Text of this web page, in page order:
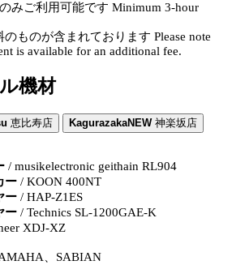
みご利用可能です Minimum 3-hour
のものが含まれております Please note
is available for an additional fee.
機材
恵比寿店 KagurazakaNEW 神楽坂店
/ musikelectronic geithain RL904
ー / KOON 400NT
ー / HAP-Z1ES
ー / Technics SL-1200GAE-K
XDJ-XZ
、SABIAN